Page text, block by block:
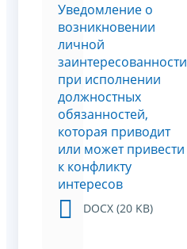
Уведомление о
возникновении
личной
заинтересованности
при исполнении
должностных
обязанностей,
которая приводит
или может привести
к конфликту
интересов
DOCX (20 KB)